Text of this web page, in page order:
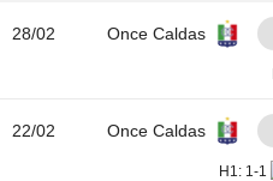
28/02 Once Caldas
22/02 Once Caldas
H1: 1-1